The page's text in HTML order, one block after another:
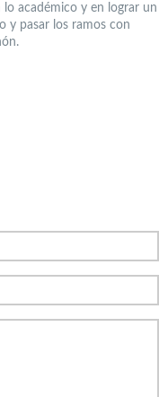
lo académico y en lograr un
y pasar los ramos con